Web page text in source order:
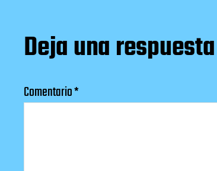
Deja una respuesta
Comentario*